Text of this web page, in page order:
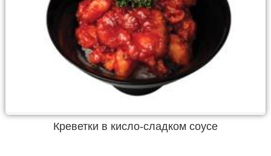
Креветки в кисло-сладком соусе